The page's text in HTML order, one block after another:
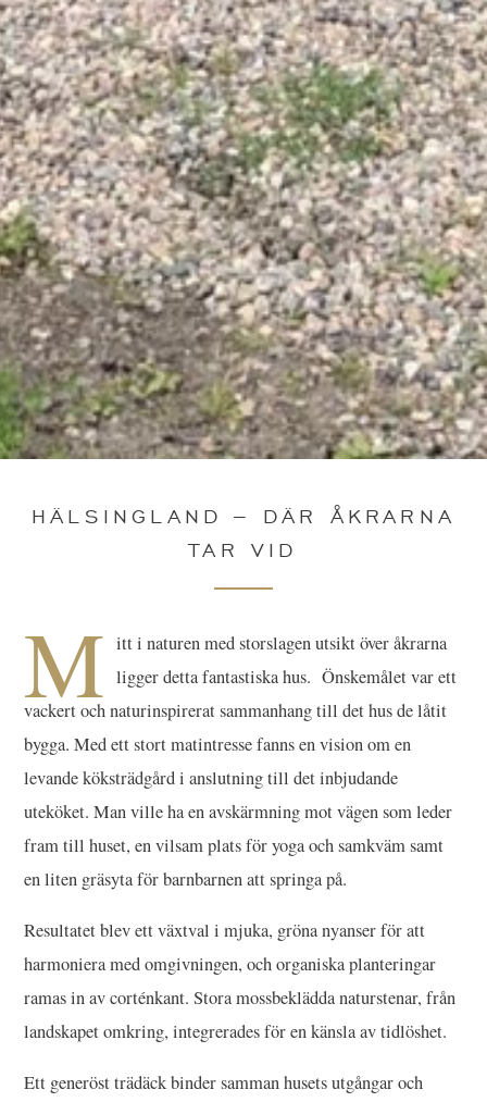
HÄLSINGLAND – DÄR ÅKRARNA
TAR VID
M itt i naturen med storslagen utsikt över åkrarna
ligger detta fantastiska hus. Önskemålet var ett
vackert och naturinspirerat sammanhang till det hus de låtit
bygga. Med ett stort matintresse fanns en vision om en
levande köksträdgård i anslutning till det inbjudande
uteköket. Man ville ha en avskärmning mot vägen som leder
fram till huset, en vilsam plats för yoga och samkväm samt
en liten gräsyta för barnbarnen att springa på.
Resultatet blev ett växtval i mjuka, gröna nyanser för att
harmoniera med omgivningen, och organiska planteringar
ramas in av corténkant. Stora mossbeklädda naturstenar, från
landskapet omkring, integrerades för en känsla av tidlöshet.
Ett generöst trädäck binder samman husets utgångar och